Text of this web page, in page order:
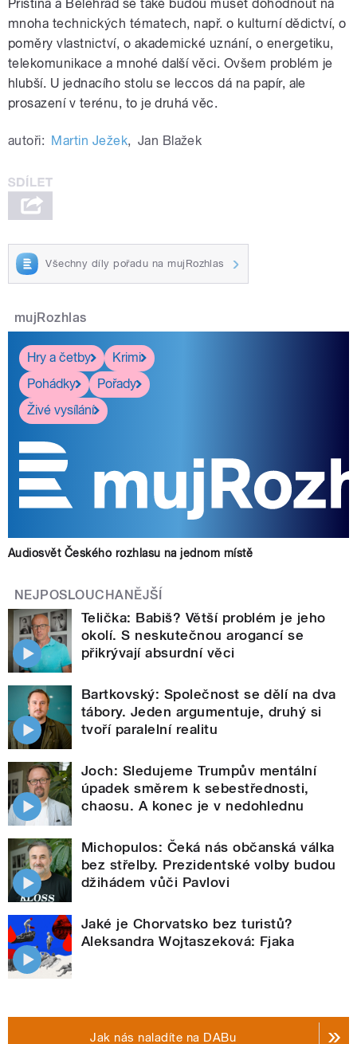
Priština a Bělehrad se také budou muset dohodnout na
mnoha technických tématech, např. o kulturní dědictví, o
poměry vlastnictví, o akademické uznání, o energetiku,
telekomunikace a mnohé další věci. Ovšem problém je
hlubší. U jednacího stolu se leccos dá na papír, ale
prosazení v terénu, to je druhá věc.
autoři: Martin Ježek, Jan Blažek
Všechny díly pořadu na mujRozhlas
mujRozhlas
Hry a četby
Krimi
Pohádky
Pořady
Živé vysílání
Audiosvět Českého rozhlasu na jednom místě
NEJPOSLOUCHANĚJŠÍ
Telička: Babiš? Větší problém je jeho
okolí. S neskutečnou arogancí se
přikrývají absurdní věci
Bartkovský: Společnost se dělí na dva
tábory. Jeden argumentuje, druhý si
tvoří paralelní realitu
Joch: Sledujeme Trumpův mentální
úpadek směrem k sebestřednosti,
chaosu. A konec je v nedohlednu
Michopulos: Čeká nás občanská válka
bez střelby. Prezidentské volby budou
džihádem vůči Pavlovi
Jaké je Chorvatsko bez turistů?
Aleksandra Wojtaszeková: Fjaka
Jak nás naladíte na DABu